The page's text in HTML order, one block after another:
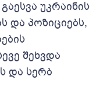
უკრაინის
და პოზიციებს,
შეხვდა
და სერბ